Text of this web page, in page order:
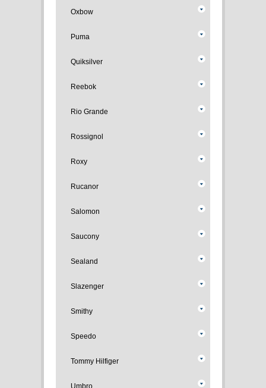
Oxbow
Puma
Quiksilver
Reebok
Rio Grande
Rossignol
Roxy
Rucanor
Salomon
Saucony
Sealand
Slazenger
Smithy
Speedo
Tommy Hilfiger
Umbro